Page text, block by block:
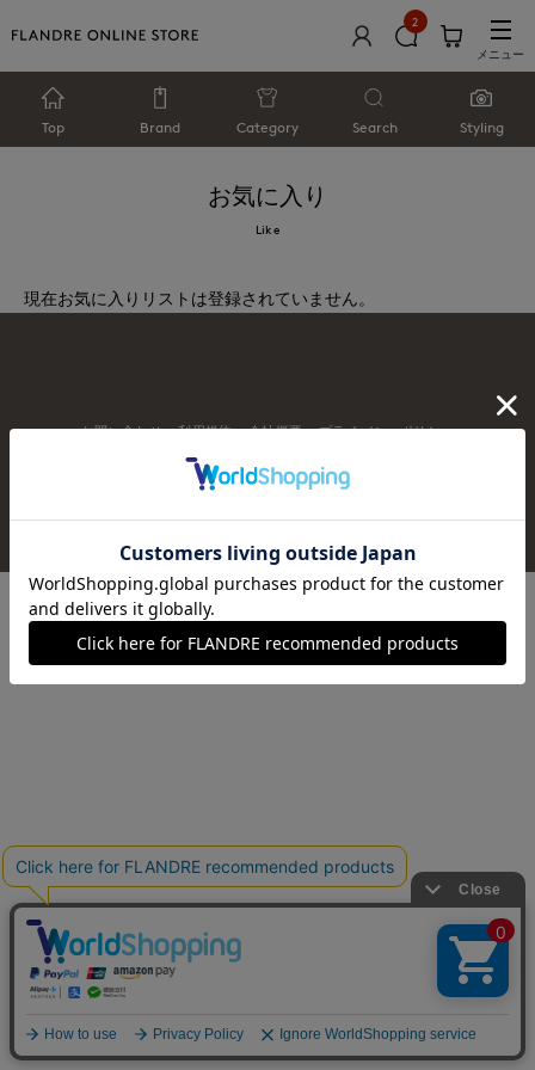
2
メニュー
Top Brand Category Search Styling
お気に入り
Like
現在お気に入りリストは登録されていません。
お問い合わせ 利用規約 会社概要 プライバシーポリシー
特定商取引・古物営業法に基づく表示
© FLANDRE CO., LTD.